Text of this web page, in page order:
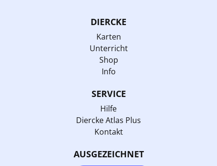
DIERCKE
Karten
Unterricht
Shop
Info
SERVICE
Hilfe
Diercke Atlas Plus
Kontakt
AUSGEZEICHNET